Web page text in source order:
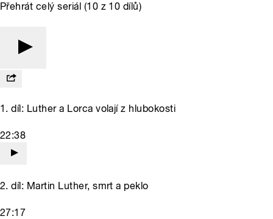
Přehrát celý seriál (10 z 10 dílů)
1. díl: Luther a Lorca volají z hlubokosti
22:38
2. díl: Martin Luther, smrt a peklo
27:17